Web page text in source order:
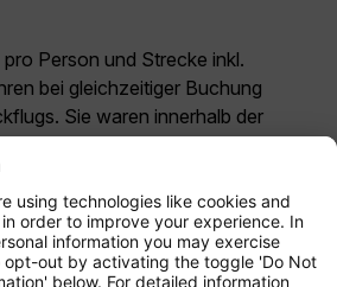
Person und Strecke inkl.
bei gleichzeitiger Buchung
Sie waren innerhalb der
verfügbar und sind
mehr aktuell. Bei den für die
Tarifen handelt es
Zero, unsere restriktivste
hierfür zusätzliche Gebühren